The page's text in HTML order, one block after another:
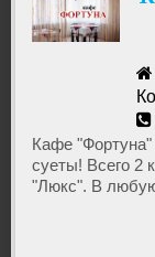
Кафе "Фортуна"
суеты! Всего 2
"Люкс". В